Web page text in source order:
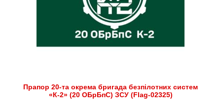
Прапор 20-та окрема бригада безпілотних систем
«К-2» (20 ОБрБпС) ЗСУ (Flag-02325)